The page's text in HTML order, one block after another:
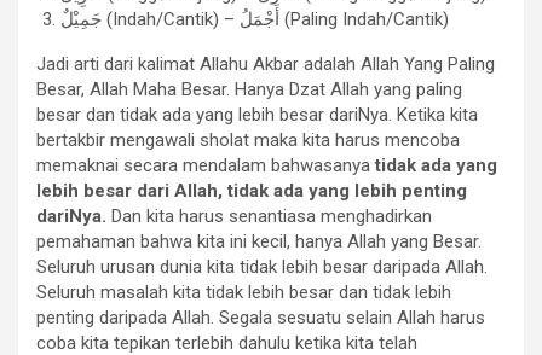
جَمِيْلٌ (Indah/Cantik) – أَجْمَلُ (Paling Indah/Cantik)
Jadi arti dari kalimat Allahu Akbar adalah Allah Yang Paling
Besar, Allah Maha Besar. Hanya Dzat Allah yang paling
besar dan tidak ada yang lebih besar dariNya. Ketika kita
bertakbir mengawali sholat maka kita harus mencoba
memaknai secara mendalam bahwasanyatidak ada yang
lebih besar dari Allah, tidak ada yang lebih penting
dariNya. Dan kita harus senantiasa menghadirkan
pemahaman bahwa kita ini kecil, hanya Allah yang Besar.
Seluruh urusan dunia kita tidak lebih besar daripada Allah.
Seluruh masalah kita tidak lebih besar dan tidak lebih
penting daripada Allah. Segala sesuatu selain Allah harus
coba kita tepikan terlebih dahulu ketika kita telah